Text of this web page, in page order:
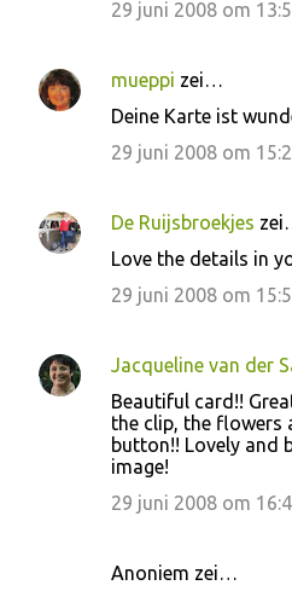
29 juni 2008 om
mueppi zei…
Deine Karte ist
29 juni 2008 om
De Ruijsbroekjes
Love the details in
29 juni 2008 om
Jacqueline van der
Beautiful card!!
the clip, the flowers
button!! Lovely and
image!
29 juni 2008 om
Anoniem zei…